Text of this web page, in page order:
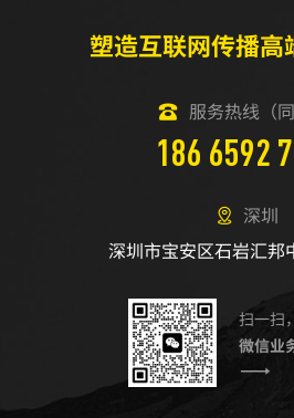
塑造互联网传播高
服务热线（同
186 6592
深圳
深圳市宝安区石岩汇邦
扫一扫
微信业